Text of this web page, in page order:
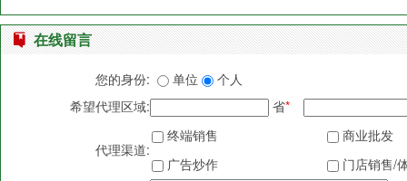
在线留言
您的身份: 单位
个人
希望代理区域:
省*
代理渠道:
终端销售
商业批发
广告炒作
门店销售/